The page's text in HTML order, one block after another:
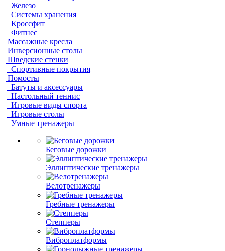
Железо
Системы хранения
Кроссфит
Фитнес
Массажные кресла
Инверсионные столы
Шведские стенки
Спортивные покрытия
Помосты
Батуты и аксессуары
Настольный теннис
Игровые виды спорта
Игровые столы
Умные тренажеры
Беговые дорожки
Эллиптические тренажеры
Велотренажеры
Гребные тренажеры
Степперы
Виброплатформы